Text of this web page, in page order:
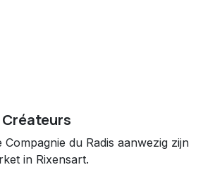
du Radis aanwezig zijn
in Rixensart.